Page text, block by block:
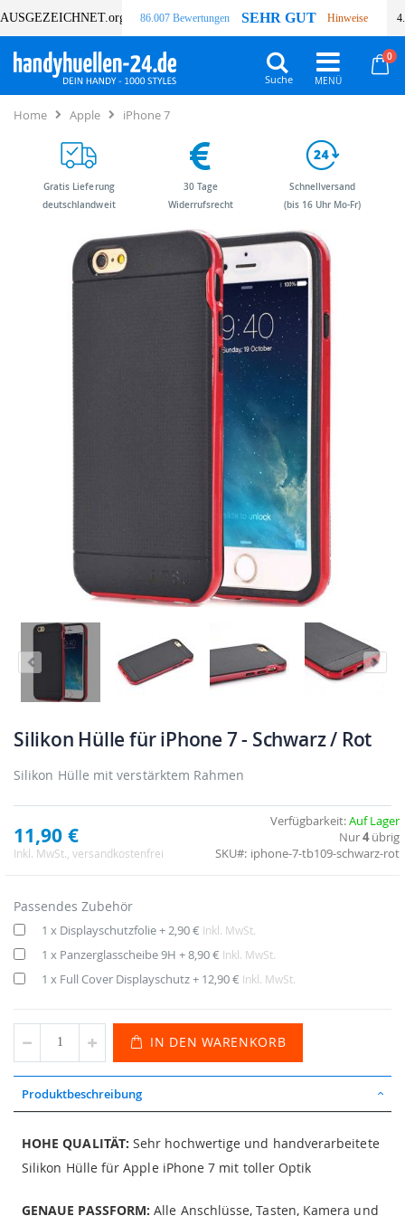
AUSGEZEICHNET.org 86.007 Bewertungen SEHR GUT Hinweise
0
Suche
Home Apple iPhone 7
Bildergalerie
Bildergalerie
Silikon Hülle für iPhone 7 - Schwarz / Rot
Silikon Hülle mit verstärktem Rahmen
11,90 €
Inkl. MwSt. , versandkostenfrei
Verfügbarkeit:Auf Lager
Nur4übrig
SKU
iphone-7-tb109-schwarz-rot
Passendes Zubehör
1 x Displayschutzfolie+ 2,90 € Inkl. MwSt.
1 x Panzerglasscheibe 9H +8,90 € Inkl. MwSt.
1 x Full Cover Displayschutz+ 12,90 € Inkl. MwSt.
IN DEN WARENKORB
Produktbeschreibung
HOHE QUALITÄT: Sehr hochwertige und handverarbeitete
Silikon Hülle für Apple iPhone 7 mit toller Optik
GENAUE PASSFORM: Alle Anschlüsse, Tasten, Kamera und
Gratis Lieferung
deutschlandweit
30 Tage
Widerrufsrecht
Schnellversand
(bis 16 Uhr Mo-Fr)